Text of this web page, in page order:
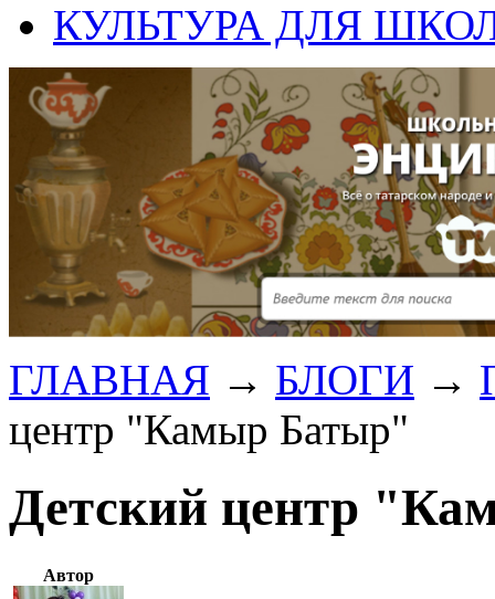
КУЛЬТУРА ДЛЯ
ГЛАВНАЯ → БЛОГИ →
центр "Камыр Батыр"
Детский центр
Автор